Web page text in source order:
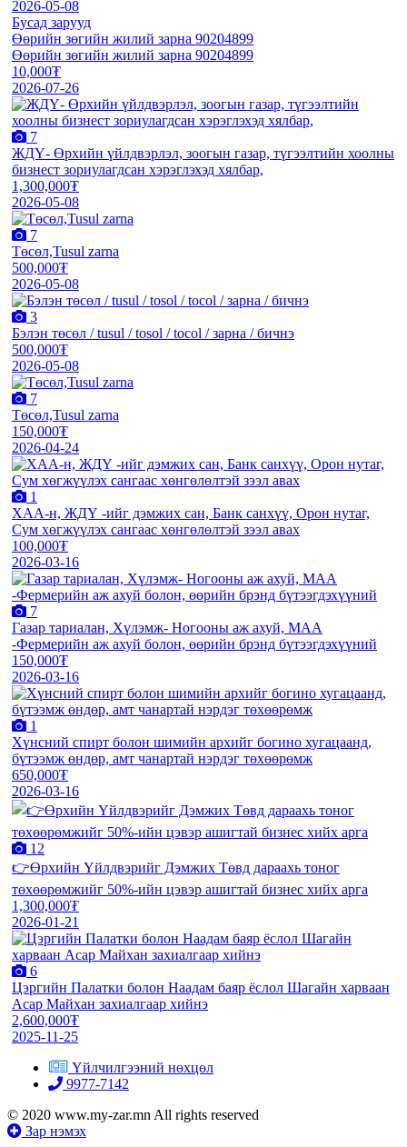
2026-05-08
Бусад зарууд
Өөрийн зөгийн жилий зарна 90204899
Өөрийн зөгийн жилий зарна 90204899
10,000₮
2026-07-26
7
ЖДҮ- Өрхийн үйлдвэрлэл, зоогын газар, түгээлтийн хоолны
бизнест зориулагдсан хэрэглэхэд хялбар,
1,300,000₮
2026-05-08
7
Төсөл,Tusul zarna
500,000₮
2026-05-08
3
Бэлэн төсөл / tusul / tosol / tocol / зарна / бичнэ
500,000₮
2026-05-08
7
Төсөл,Tusul zarna
150,000₮
2026-04-24
1
XАА-н, ЖДҮ -ийг дэмжиx сан, Банк санxүү, Орон нутаг,
Сум хөгжүүлэх сангаас хөнгөлөлтэй зээл авах
100,000₮
2026-03-16
7
Газар тариалан, Хүлэмж- Ногооны аж ахуй, МАА
-Фермерийн аж ахуй болон, өөрийн брэнд бүтээгдэхүүний
150,000₮
2026-03-16
1
Хүнсний спирт болон шимийн архийг богино хугацаанд,
бүтээмж өндөр, амт чанартай нэрдэг төхөөрөмж
650,000₮
2026-03-16
12
👉Өрхийн Үйлдвэрийг Дэмжих Төвд дараахь тоног
төхөөрөмжийг 50%-ийн цэвэр ашигтай бизнес хийх арга
1,300,000₮
2026-01-21
6
Цэргийн Палатки болон Наадам баяр ёслол Шагайн харваан
Асар Майхан захиалгаар хийнэ
2,600,000₮
2025-11-25
Үйлчилгээний нөхцөл
9977-7142
© 2020 www.my-zar.mn All rights reserved
Зар нэмэх